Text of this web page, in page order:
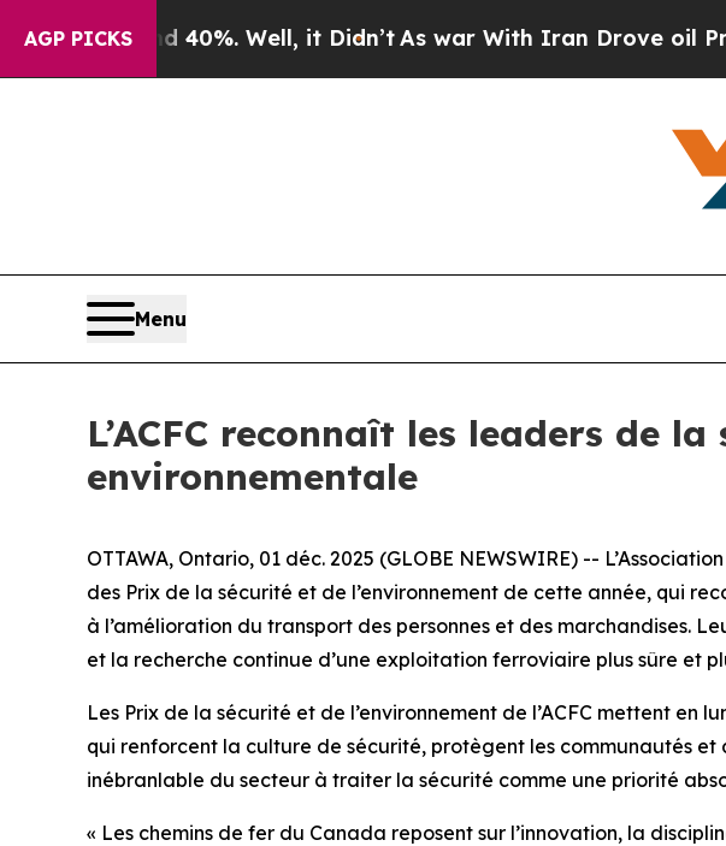
AGP PICKS40%. Well, it Didn’tAs war With Iran Drove oil Prices
Menu
L’ACFC reconnaît les leaders de
environnementale
OTTAWA, Ontario, 01 déc. 2025 (GLOBE NEWSWIRE) --
des Prix de la sécurité et de l’environnement de cette année, qui
à l’amélioration du transport des personnes et des marchandises.
et la recherche continue d’une exploitation ferroviaire plus sûre et
Les Prix de la sécurité et de l’environnement de l’ACFC mettent
qui renforcent la culture de sécurité, protègent les communautés
inébranlable du secteur à traiter la sécurité comme une priorité
« Les chemins de fer du Canada reposent sur l’innovation, la